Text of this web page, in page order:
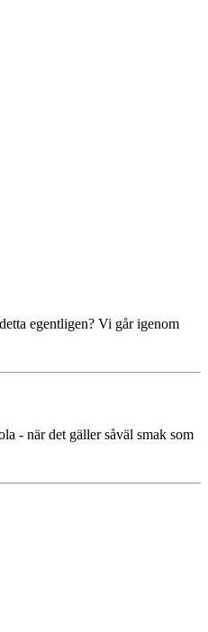
egentligen? Vi går igenom
- när det gäller såväl smak som